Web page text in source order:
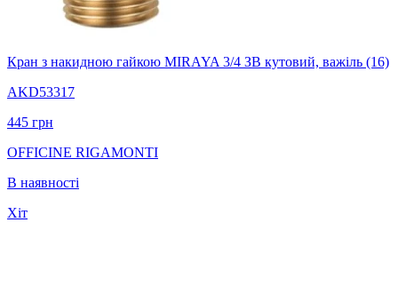
Кран з накидною гайкою MIRAYA 3/4 ЗВ кутовий, важіль (16)
AKD53317
445 грн
OFFICINE RIGAMONTI
В наявності
Хіт